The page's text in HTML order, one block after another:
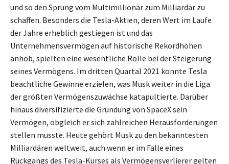
und so den Sprung vom Multimillionär zum Milliardär zu
schaffen. Besonders die Tesla-Aktien, deren Wert im Laufe
der Jahre erheblich gestiegen ist und das
Unternehmensvermögen auf historische Rekordhöhen
anhob, spielten eine wesentliche Rolle bei der Steigerung
seines Vermögens. Im dritten Quartal 2021 konnte Tesla
beachtliche Gewinne erzielen, was Musk weiter in die Liga
der größten Vermögenszuwächse katapultierte. Darüber
hinaus diversifizierte die Gründung von SpaceX sein
Vermögen, obgleich er sich zahlreichen Herausforderungen
stellen musste. Heute gehört Musk zu den bekanntesten
Milliardären weltweit, auch wenn er im Falle eines
Rückgangs des Tesla-Kurses als Vermögensverlierer gelten